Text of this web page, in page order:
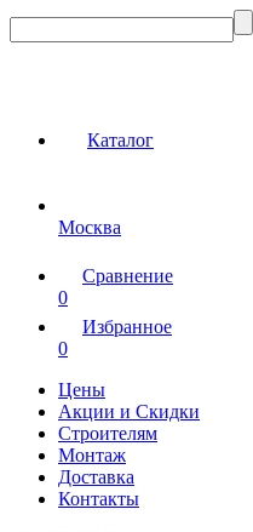
Каталог
Москва
Сравнение
0
Избранное
0
Цены
Акции и Скидки
Строителям
Монтаж
Доставка
Контакты